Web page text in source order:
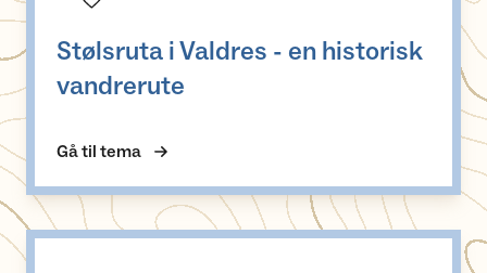
Stølsruta i Valdres - en historisk
vandrerute
Gå til tema